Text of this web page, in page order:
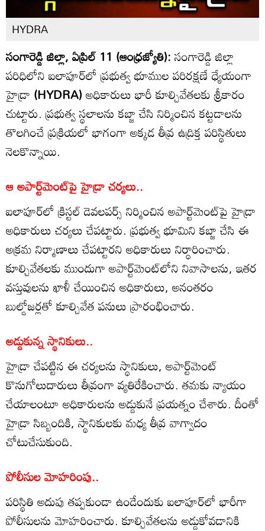
HYDRA
సంగారెడ్డి జిల్లా, ఏప్రిల్ 11 (ఆంధ్రజ్యోతి):సంగారెడ్డి జిల్లా
పరిధిలోని ఐలాపూర్‌లో ప్రభుత్వ భూముల పరిరక్షణే ధ్యేయంగా
హైడ్రా (HYDRA)అధికారులు భారీ కూల్చివేతలకు శ్రీకారం
చుట్టారు. ప్రభుత్వ స్థలాలను కబ్జా చేసి నిర్మించిన కట్టడాలను
తొలగించే ప్రక్రియలో భాగంగా అక్కడ తీవ్ర ఉద్రిక్త పరిస్థితులు
నెలకొన్నాయి.
ఆ అపార్ట్‌మెంట్‌పై హైడ్రా చర్యలు..
ఐలాపూర్‌లో క్రిస్టల్ డెవలపర్స్ నిర్మించిన అపార్ట్‌మెంట్‌పై హైడ్రా
అధికారులు చర్యలు చేపట్టారు. ప్రభుత్వ భూమిని కబ్జా చేసి ఈ
అక్రమ నిర్మాణాలు చేపట్టారని అధికారులు నిర్ధారించారు.
కూల్చివేతలకు ముందుగా అపార్ట్‌మెంట్‌లోని నివాసాలను, ఇతర
వస్తువులను ఖాళీ చేయించిన అధికారులు, అనంతరం
బుల్డోజర్లతో కూల్చివేత పనులు ప్రారంభించారు.
అడ్డుకున్న స్థానికులు..
హైడ్రా చేపట్టిన ఈ చర్యలను స్థానికులు, అపార్ట్‌మెంట్
కొనుగోలుదారులు తీవ్రంగా వ్యతిరేకించారు. తమకు న్యాయం
చేయాలంటూ అధికారులను అడ్డుకునే ప్రయత్నం చేశారు. దీంతో
హైడ్రా సిబ్బందికి, స్థానికులకు మధ్య తీవ్ర వాగ్వాదం
చోటుచేసుకుంది.
పోలీసుల మోహరింపు..
పరిస్థితి అదుపు తప్పకుండా ఉండేందుకు ఐలాపూర్‌లో భారీగా
పోలీసులను మోహరించారు. కూల్చివేతలను అడ్డుకోవడానికి